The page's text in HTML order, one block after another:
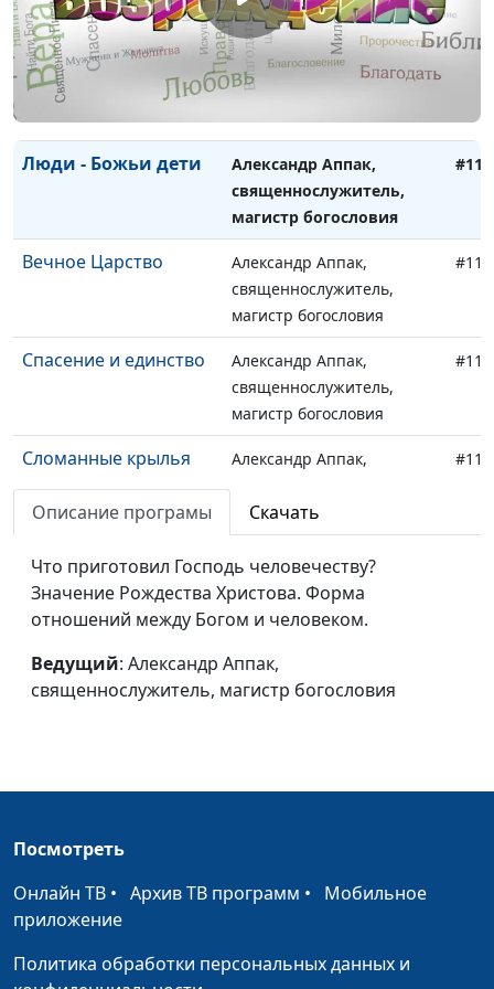
магистр богословия
Быть записанным в
книгу жизни
Александр Аппак,
священнослужитель,
магистр богословия
Люди - Божьи дети
Александр Аппак,
священнослужитель,
магистр богословия
#117
Вечное Царство
Александр Аппак,
священнослужитель,
магистр богословия
#116
Спасение и единство
Александр Аппак,
священнослужитель,
магистр богословия
#115
Сломанные крылья
Александр Аппак,
магистр богословия
#114
Познание воли
Божьей
священнослужитель,
магистр богословия
Дарованные и
неиспользованные
возможности
священнослужитель,
магистр богословия
Братолюбие
магистр богословия
священнослужитель
Описание програмы Скачать
Что приготовил Господь человечеству?
Значение Рождества Христова. Форма
отношений между Богом и человеком.
Ведущий: Александр Аппак,
священнослужитель, магистр богословия
Посмотреть
Онлайн ТВ • Архив ТВ программ • Мобильное
приложение
Политика обработки персональных данных и